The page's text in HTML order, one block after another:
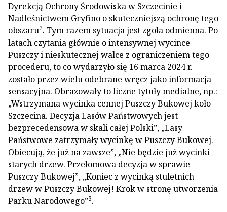
Dyrekcją Ochrony Środowiska w Szczecinie i
Nadleśnictwem Gryfino o skuteczniejszą ochronę tego
obszaru2. Tym razem sytuacja jest zgoła odmienna. Po
latach czytania głównie o intensywnej wycince
Puszczy i nieskutecznej walce z ograniczeniem tego
procederu, to co wydarzyło się 16 marca 2024 r.
zostało przez wielu odebrane wręcz jako informacja
sensacyjna. Obrazowały to liczne tytuły medialne, np.:
„Wstrzymana wycinka cennej Puszczy Bukowej koło
Szczecina. Decyzja Lasów Państwowych jest
bezprecedensowa w skali całej Polski”, „Lasy
Państwowe zatrzymały wycinkę w Puszczy Bukowej.
Obiecują, że już na zawsze”, „Nie będzie już wycinki
starych drzew. Przełomowa decyzja w sprawie
Puszczy Bukowej”, „Koniec z wycinką stuletnich
drzew w Puszczy Bukowej! Krok w stronę utworzenia
Parku Narodowego”3.